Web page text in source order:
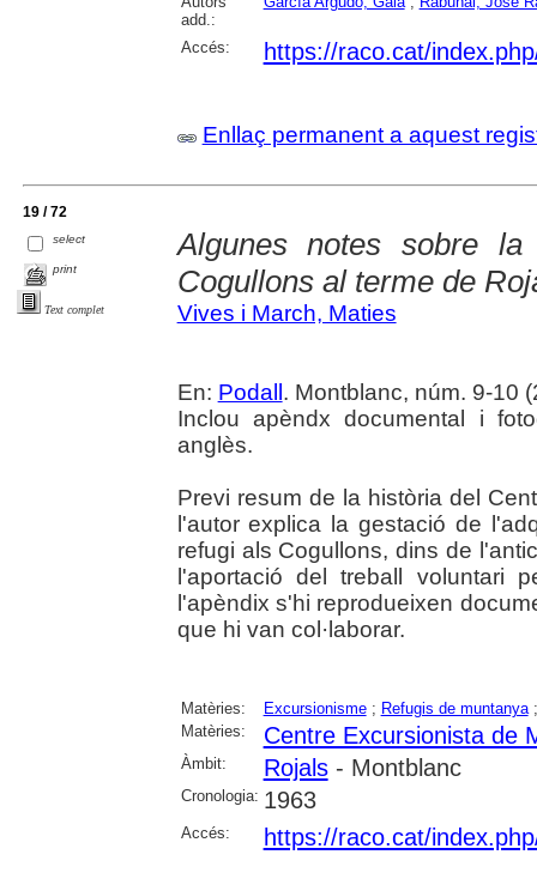
add.:
Accés: https://raco.cat/
Enllaç permanent a aquest
19 / 72
select
print
Text complet
Algunes notes sobre
Cogullons al terme de
Vives i March, Maties
En: Podall . Montblanc, núm. 9-10
Inclou apèndx documental i
anglès.
Previ resum de la història del
l'autor explica la gestació de
refugi als Cogullons, dins de
l'aportació del treball voluntari
l'apèndix s'hi reprodueixen
que hi van col·laborar.
Matèries: Excursionisme; Refugis de muntanya
Matèries:
Centre Excursionista de
Àmbit: Rojals- Montblanc
Cronologia: 1963
Accés: https://raco.cat/